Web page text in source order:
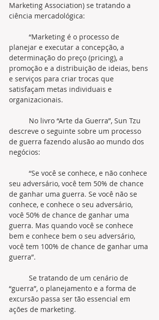
Marketing Association) se tratando a
ciência mercadológica:
planejar e executar a concepção, a
determinação do preço (pricing), a
promoção e a distribuição de ideias, bens
e serviços para criar trocas que
satisfaçam metas individuais e
organizacionais.
descreve o seguinte sobre um processo
de guerra fazendo alusão ao mundo dos
negócios:
seu adversário, você tem 50% de chance
de ganhar uma guerra. Se você não se
conhece, e conhece o seu adversário,
você 50% de chance de ganhar uma
guerra. Mas quando você se conhece
bem e conhece bem o seu adversário,
você tem 100% de chance de ganhar uma
guerra”.
“guerra”, o planejamento e a forma de
excursão passa ser tão essencial em
ações de marketing.